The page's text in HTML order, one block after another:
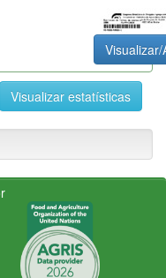
Visualizar/
Visualizar estatísticas